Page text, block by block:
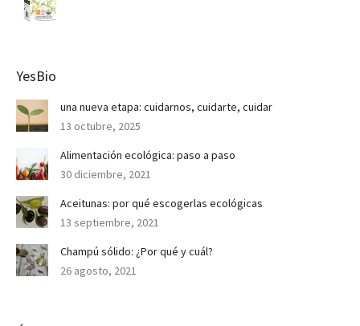
YesBio
una nueva etapa: cuidarnos, cuidarte, cuidar
13 octubre, 2025
Alimentación ecológica: paso a paso
30 diciembre, 2021
Aceitunas: por qué escogerlas ecológicas
13 septiembre, 2021
Champú sólido: ¿Por qué y cuál?
26 agosto, 2021